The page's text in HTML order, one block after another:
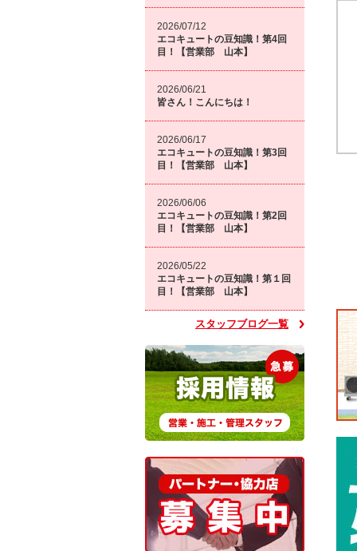
2026/07/12
エコキュートの豆知識！第4回
目！【営業部 山本】
2026/06/21
皆さん！こんにちは！
2026/06/17
エコキュートの豆知識！第3回
目！【営業部 山本】
2026/06/06
エコキュートの豆知識！第2回
目！【営業部 山本】
2026/05/22
エコキュートの豆知識！第１回
目！【営業部 山本】
スタッフブログ一覧